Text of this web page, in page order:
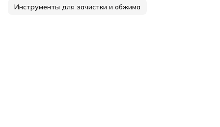
Инструменты для зачистки и обжима